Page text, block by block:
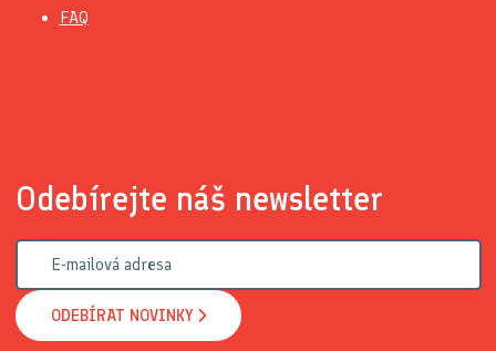
FAQ
Odebírejte náš newsletter
ODEBÍRAT NOVINKY